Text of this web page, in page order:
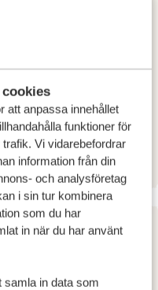
att anpassa innehållet
funktioner för
Vi vidarebefordrar
information från din
och analysföretag
i sin tur kombinera
som du har
in när du har använt
in data som
med en skylt
Uganda!
Entebbe
Golf Resort and Spa